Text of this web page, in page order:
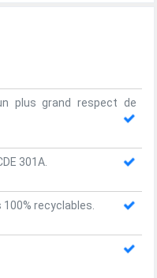
plus grand respect de
301A.
recyclables.